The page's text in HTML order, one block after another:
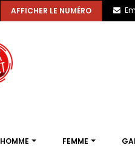
AFFICHER LE NUMÉRO
HOMME FEMME